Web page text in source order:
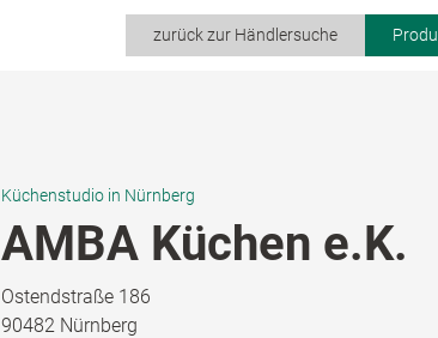
zurück zur Händlersuche
Küchenstudio in Nürnberg
AMBA Küchen e.K.
Ostendstraße 186
90482 Nürnberg